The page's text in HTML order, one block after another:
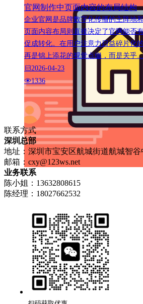
官网制作中页面内容的布局结构
企业官网是品牌数字化传播的主阵地
页面内容布局则直接决定了官网能否
促成转化。在用户注意力日益碎片化
再是锦上添花的视觉点缀，而是关
2026-04-23
1336
联系方式
深圳总部
地址：深圳市宝安区航城街道航城智谷
邮箱： cxy@123ws.net
业务联系
陈小姐：13632808615
陈经理：18027662532